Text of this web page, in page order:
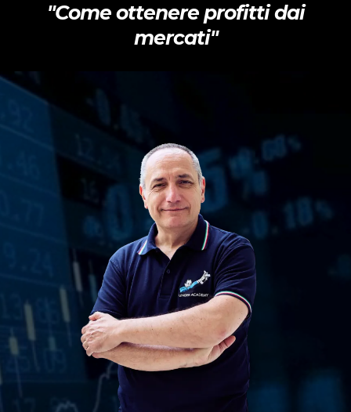
"Come ottenere profitti dai
mercati"